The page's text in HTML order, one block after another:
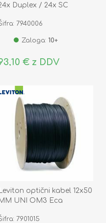
Duplex / 24x SC
7940006
Zaloga: 10+
€ z DDV
Leviton optični kabel 12x50
MM UNI OM3 Eca
7901015